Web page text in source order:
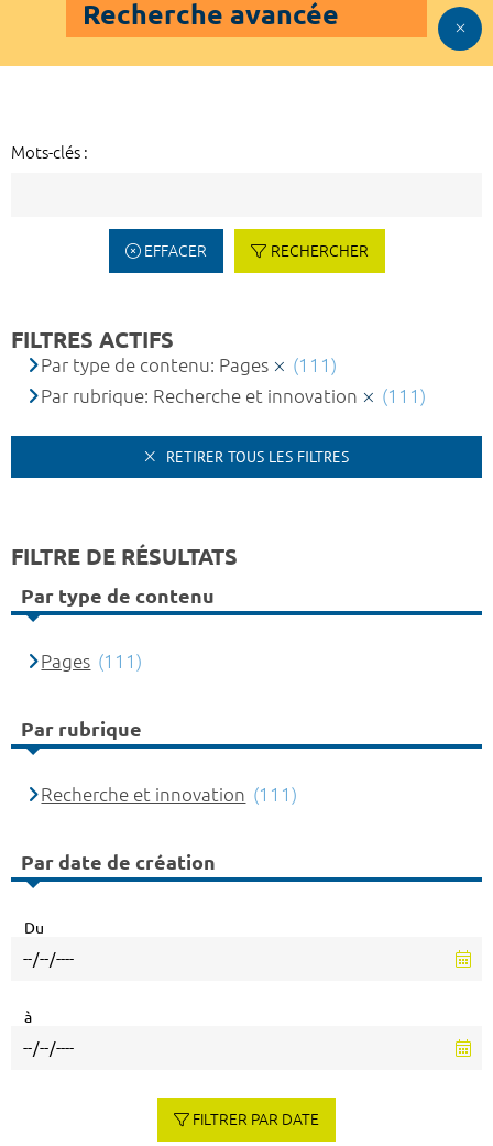
Recherche avancée
Mots-clés :
EFFACER RECHERCHER
FILTRES ACTIFS
Par type de contenu: Pages
(111)
Par rubrique: Recherche et innovation
(111)
RETIRER TOUS LES FILTRES
FILTRE DE RÉSULTATS
Par type de contenu
Pages (111)
Par rubrique
Recherche et innovation (111)
Par date de création
Du
à
FILTRER PAR DATE